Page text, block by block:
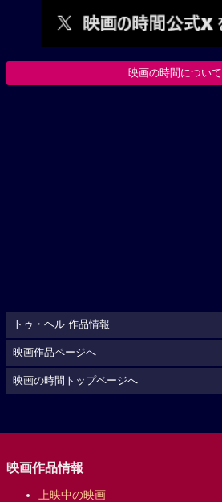
映画の時間について
トゥ・ヘル 作品情報
映画作品ページへ
映画の時間トップページへ
映画作品情報
上映中の映画